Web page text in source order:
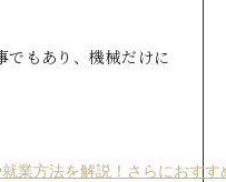
でもあり、機械だけに
業方法を解説！さらにおす